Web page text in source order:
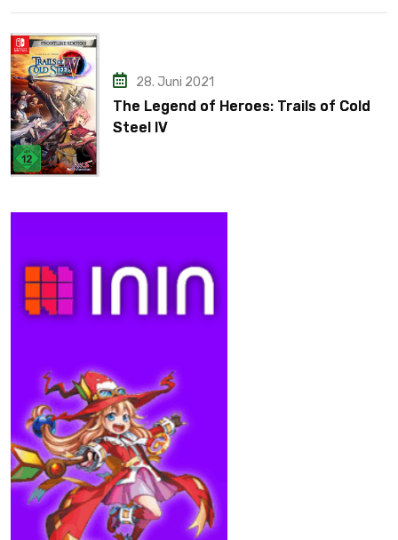
28. Juni 2021
The Legend of Heroes: Trails of Cold
Steel IV